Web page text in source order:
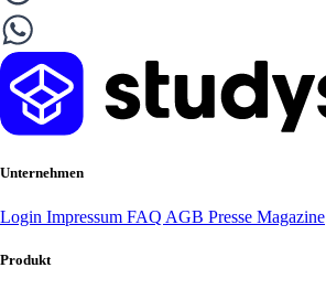
Unternehmen
Login Impressum FAQ AGB Presse Magazine
Produkt